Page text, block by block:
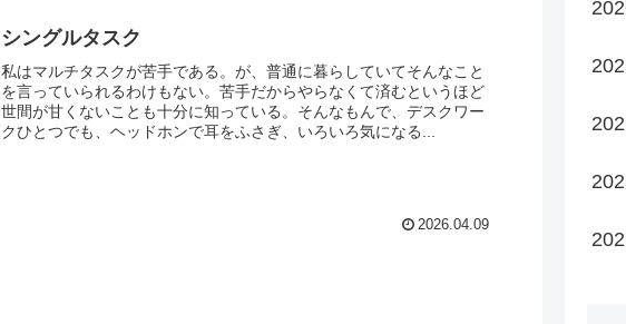
シングルタスク
私はマルチタスクが苦手である。が、普通に暮らしていてそんなこと
を言っていられるわけもない。苦手だからやらなくて済むというほど
世間が甘くないことも十分に知っている。そんなもんで、デスクワー
クひとつでも、ヘッドホンで耳をふさぎ、いろいろ気になる...
2026.04.09